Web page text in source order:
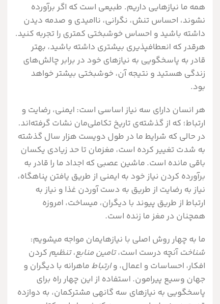
همه ما نیازهایی داریم. طبیعی است که اگر برآورده
نشوند، احساس تنش، نگرانی، ناامیدی و صدمه دیدن
داشته باشید و احساس خوشبختی کمتری را تجربه کنید.
هرقدر که انعطاف­پذیری بیشتری داشته باشید، بهتر
قادر به پاسخگویی به نیازهای خود در برابر چالش‌های
زندگی هستید و نتیجه آن، خوشبختی بیشتر خواهد
بود.
هر انسان دارای سه نیاز اساسی است: ایمنی، رضایت و
ارتباط؛ که از گذشته‌ی تاریخ تکاملی‌مان نشات گرفته‌اند.
در حالی که شرایط ما در طول دویست هزار سال گذشته
به شدت تغییر کرده است، مغزمان تا حد زیادی یکسان
باقی مانده است. ماشین عصبی که اجداد ما را قادر به
برآورده کردن نیاز خود به ایمنی از طریق یافتن پناهگاه،
نیاز به رضایت از طریق به دست آوردن غذا و نیاز به
ارتباط از طریق پیوند با دیگران، می­ساخت، امروزه
همچنان در مغز ما زنده است.
ما به چهار روش اصلی با نیازهایمان مواجه می­شویم:
شناختآنچه درست است،تامین منابع،تنظیمکردن
افکار، احساسات و اعمال، وارتباط ماهرانه با دیگران و
جهان وسیع پیرامون. استفاده از این چهار راه برای
پاسخگویی به نیازهای سه گانه­ی مشترکمان، به دوازده